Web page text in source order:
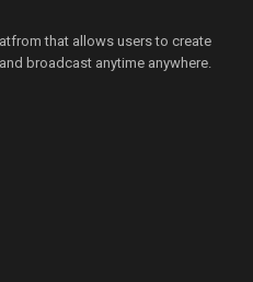
that allows users to create
broadcast anytime anywhere.